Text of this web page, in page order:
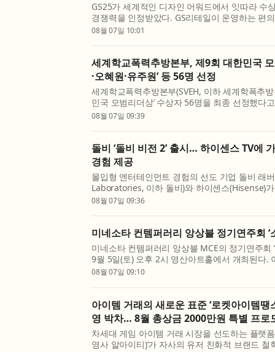
GS25가 세계적인 디자인 어워드에서 잇따라 수
경쟁력을 인정받았다. GS리테일이 운영하는 편
드닷 디자인 어워드(Red Dot Design Award)’ 브
08월 07일 10:01
세계학교폭력추방본부, 제9회 대한민국
·오혜원·유주원’ 등 56명 선정
세계학교폭력추방본부(SVEH, 이하 세계학폭추
민국 모범리더상’ 수상자 56명을 최종 선정했다
더총연맹(WFPL, World Federation of Power
08월 07일 09:39
돌비 ‘돌비 비전 2’ 출시… 하이센스 TV에
경험 제공
몰입형 엔터테인먼트 경험의 선도 기업 돌비 래
Laboratories, 이하 돌비)와 하이센스(Hisense)
모델에 ‘돌비 비전 2(Dolby Vision 2)’를 탑재하
08월 07일 09:36
미네소타 컨템퍼러리 앙상블 정기연주회 ‘
미네소타 컨템퍼러리 앙상블 MCE의 정기연주회
9월 5일(토) 오후 2시 영산아트홀에서 개최된다.
‘소리의 풍경’​을 주제로, 소리가 만들어내는 공간
08월 07일 09:10
아이템 거래의 새로운 표준 ‘로켓아이템땡
영 박차… 8월 총상금 2000만원 특별 프로
차세대 게임 아이템 거래 시장을 선도하는 플랫
영사 알아이티)’가 자사의 유저 친화적 브랜드